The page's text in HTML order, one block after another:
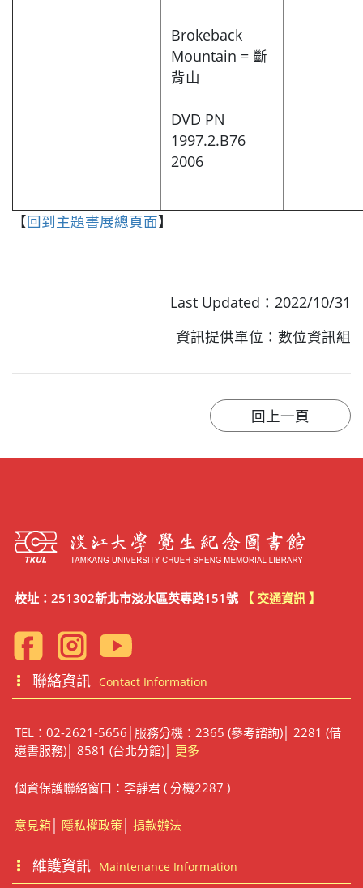
Brokeback
Mountain = 斷
背山
DVD PN
1997.2.B76
2006
【回到主題書展總頁面】
Last Updated：2022/10/31
資訊提供單位：數位資訊組
校址：251302新北市淡水區英專路151號 【 交通資訊 】
聯絡資訊 Contact Information
TEL：02-2621-5656│服務分機：2365 (參考諮詢)│ 2281 (借
還書服務)│ 8581 (台北分館)│ 更多
個資保護聯絡窗口：李靜君 ( 分機2287 )
意見箱│ 隱私權政策│ 捐款辦法
維護資訊 Maintenance Information